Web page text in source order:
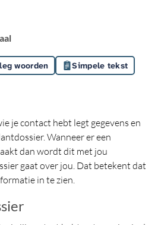
woorden Simpele tekst
je contact hebt legt gegevens en
Wanneer er een
dan wordt dit met jou
gaat over jou. Dat betekent dat
in te zien.